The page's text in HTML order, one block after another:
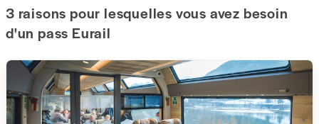
3 raisons pour lesquelles vous avez besoin
d'un pass Eurail